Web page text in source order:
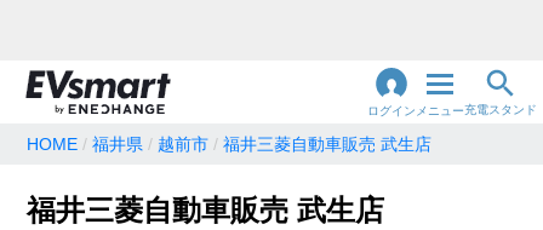
ログイン メニュー充電スタンド
地名・観光スポット・住所で検索
HOME 福井県 越前市 福井三菱自動車販売 武生店
福井三菱自動車販売 武生店